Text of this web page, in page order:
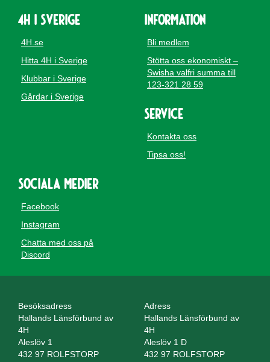
4H i Sverige
4H.se
Hitta 4H i Sverige
Klubbar i Sverige
Gårdar i Sverige
Information
Bli medlem
Stötta oss ekonomiskt –
Swisha valfri summa till
123-321 28 59
Service
Kontakta oss
Tipsa oss!
Sociala medier
Facebook
Instagram
Chatta med oss på
Discord
Besöksadress
Hallands Länsförbund av
4H
Aleslöv 1
432 97 ROLFSTORP
Adress
Hallands Länsförbund av
4H
Aleslöv 1 D
432 97 ROLFSTORP